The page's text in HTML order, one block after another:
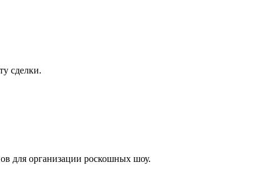
сделки.
для организации роскошных шоу.